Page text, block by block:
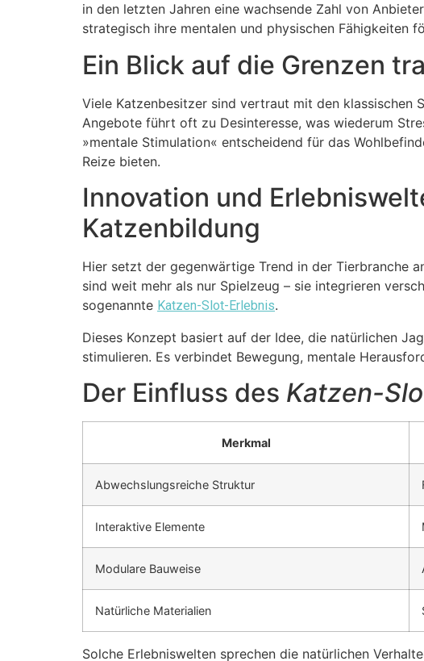
in den letzten Jahren eine wachsende Zahl von
strategisch ihre mentalen und physischen Fähigkeiten
Ein Blick auf die Grenzen
Viele Katzenbesitzer sind vertraut mit den klassischen
Angebote führt oft zu Desinteresse, was wiederum
»mentale Stimulation« entscheidend für das
Reize bieten.
Innovation und
Katzenbildung
Hier setzt der gegenwärtige Trend in der Tierbranche
sind weit mehr als nur Spielzeug – sie integrieren
sogenannte Katzen-Slot-Erlebnis.
Dieses Konzept basiert auf der Idee, die natürlichen
stimulieren. Es verbindet Bewegung, mentale
Der Einfluss des Katzen-
Merkmal
Abwechslungsreiche Struktur
Interaktive Elemente
Modulare Bauweise
Natürliche Materialien
Solche Erlebniswelten sprechen die natürlichen